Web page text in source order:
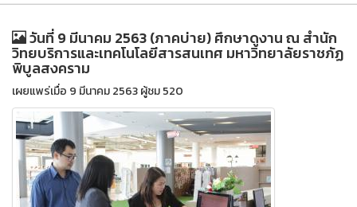
วันที่ 9 มีนาคม 2563 (ภาคบ่าย) ศึกษาดูงาน ณ สำนัก
วิทยบริการและเทคโนโลยีสารสนเทศ มหาวิทยาลัยราชภัฏ
พิบูลสงคราม
เผยแพร่เมื่อ 9 มีนาคม 2563 ผู้ชม 520